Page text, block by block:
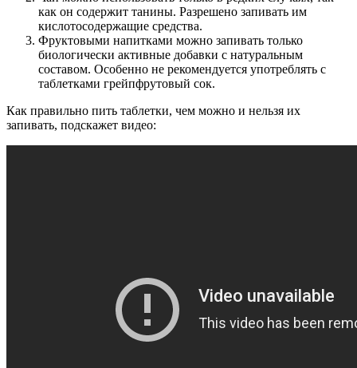
как он содержит танины. Разрешено запивать им
кислотосодержащие средства.
Фруктовыми напитками можно запивать только
биологически активные добавки с натуральным
составом. Особенно не рекомендуется употреблять с
таблетками грейпфрутовый сок.
Как правильно пить таблетки, чем можно и нельзя их
запивать, подскажет видео: